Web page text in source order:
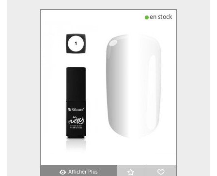
en stock
Afficher Plus